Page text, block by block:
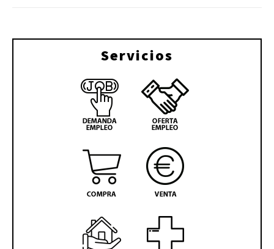
Servicios